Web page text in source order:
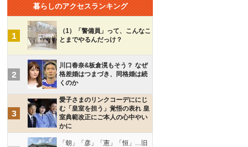
暮らしのアクセスランキング
1
（1）「警備員」って、こんなこ
とまでやるんだっけ？
2
川口春奈&板倉滉もそう？ なぜ
格差婚はつまづき、同格婚は続
くのか
3
愛子さまのリンクコーデににじ
む「皇室を担う」覚悟の表れ 皇
室典範改正にご本人の心中やい
かに
「朝」「彦」「憲」「恒」…旧